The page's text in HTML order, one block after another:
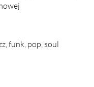
funk, pop, soul